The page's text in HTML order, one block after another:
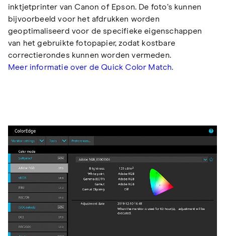
inktjetprinter van Canon of Epson. De foto's kunnen
bijvoorbeeld voor het afdrukken worden
geoptimaliseerd voor de specifieke eigenschappen
van het gebruikte fotopapier, zodat kostbare
correctierondes kunnen worden vermeden.
Meer informatie over de Quick Color Match.